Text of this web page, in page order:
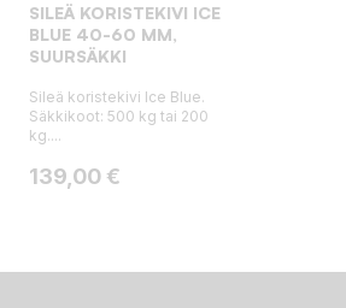
SILEÄ KORISTEKIVI ICE
BLUE 40-60 MM,
SUURSÄKKI
Sileä koristekivi Ice Blue.
Säkkikoot: 500 kg tai 200
kg....
Hinta
139,00 €